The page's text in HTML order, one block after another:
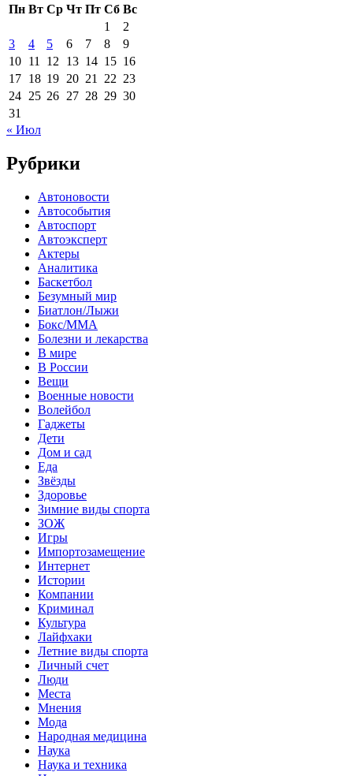
Пн Вт Ср Чт Пт Сб Вс
1
2
3
4 5 6 7 8
9
10 11 12 13 14 15 16
17 18 19 20 21 22 23
24 25 26 27 28 29 30
31
« Июл
Рубрики
Автоновости
Автособытия
Автоспорт
Автоэксперт
Актеры
Аналитика
Баскетбол
Безумный мир
Биатлон/Лыжи
Бокс/MMA
Болезни и лекарства
В мире
В России
Вещи
Военные новости
Волейбол
Гаджеты
Дети
Дом и сад
Еда
Звёзды
Здоровье
Зимние виды спорта
ЗОЖ
Игры
Импортозамещение
Интернет
Истории
Компании
Криминал
Культура
Лайфхаки
Летние виды спорта
Личный счет
Люди
Места
Мнения
Мода
Народная медицина
Наука
Наука и техника